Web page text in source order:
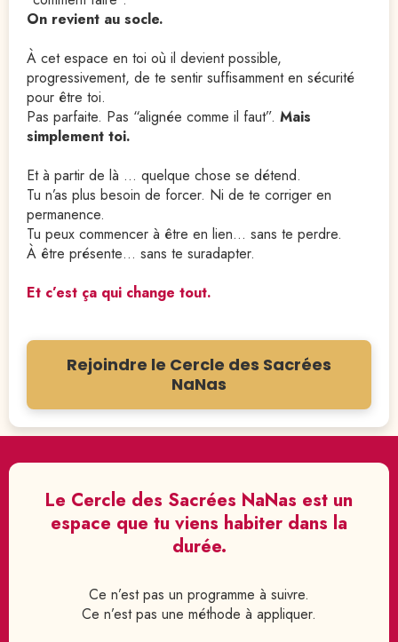
On revient au socle.
À cet espace en toi où il devient possible,
progressivement, de te sentir suffisamment en sécurité
pour être toi.
Pas parfaite. Pas “alignée comme il faut”. Mais
simplement toi.
Et à partir de là … quelque chose se détend.
Tu n’as plus besoin de forcer. Ni de te corriger en
permanence.
Tu peux commencer à être en lien… sans te perdre.
À être présente… sans te suradapter.
Et c’est ça qui change tout.
Rejoindre le Cercle des Sacrées
NaNas
Le Cercle des Sacrées NaNas est un
espace que tu viens habiter dans la
durée.
Ce n’est pas un programme à suivre.
Ce n’est pas une méthode à appliquer.